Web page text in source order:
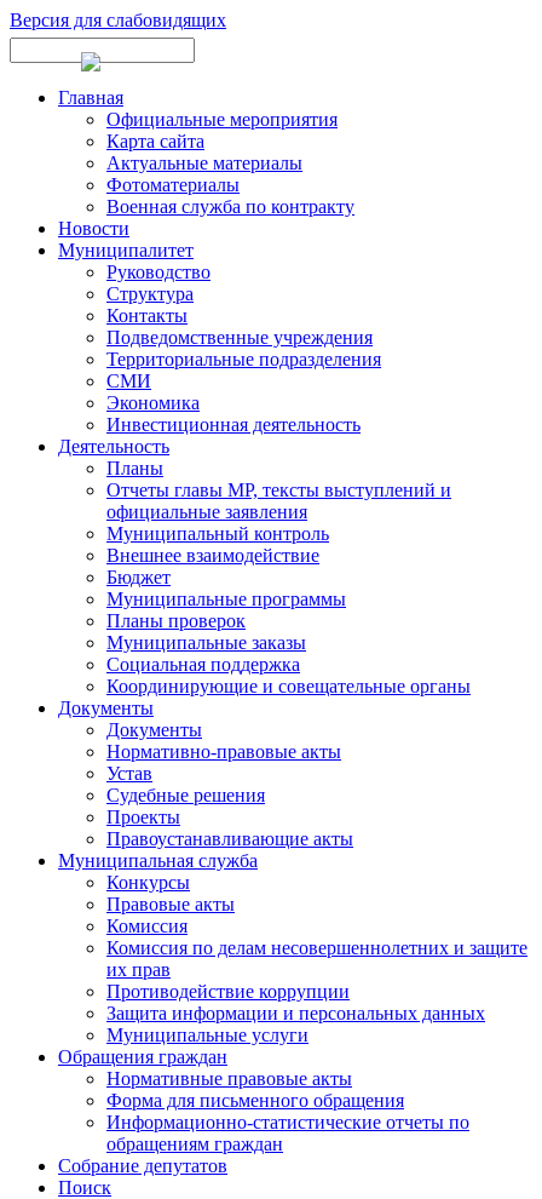
Версия для слабовидящих
Главная
Официальные мероприятия
Карта сайта
Актуальные материалы
Фотоматериалы
Военная служба по контракту
Новости
Муниципалитет
Руководство
Структура
Контакты
Подведомственные учреждения
Территориальные подразделения
СМИ
Экономика
Инвестиционная деятельность
Деятельность
Планы
Отчеты главы МР, тексты выступлений и
официальные заявления
Муниципальный контроль
Внешнее взаимодействие
Бюджет
Муниципальные программы
Планы проверок
Муниципальные заказы
Социальная поддержка
Координирующие и совещательные органы
Документы
Документы
Нормативно-правовые акты
Устав
Судебные решения
Проекты
Правоустанавливающие акты
Муниципальная служба
Конкурсы
Правовые акты
Комиссия
Комиссия по делам несовершеннолетних и защите
их прав
Противодействие коррупции
Защита информации и персональных данных
Муниципальные услуги
Обращения граждан
Нормативные правовые акты
Форма для письменного обращения
Информационно-статистические отчеты по
обращениям граждан
Собрание депутатов
Поиск